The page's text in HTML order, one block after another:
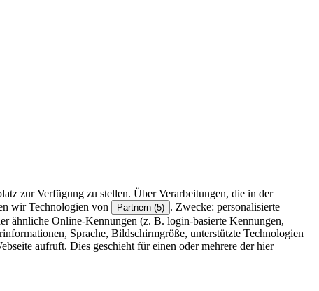
zur Verfügung zu stellen. Über Verarbeitungen, die in der
wir Technologien von Partnern (5) . Zwecke: personalisierte
ähnliche Online-Kennungen (z. B. login-basierte Kennungen,
Sprache, Bildschirmgröße, unterstützte Technologien
aufruft. Dies geschieht für einen oder mehrere der hier